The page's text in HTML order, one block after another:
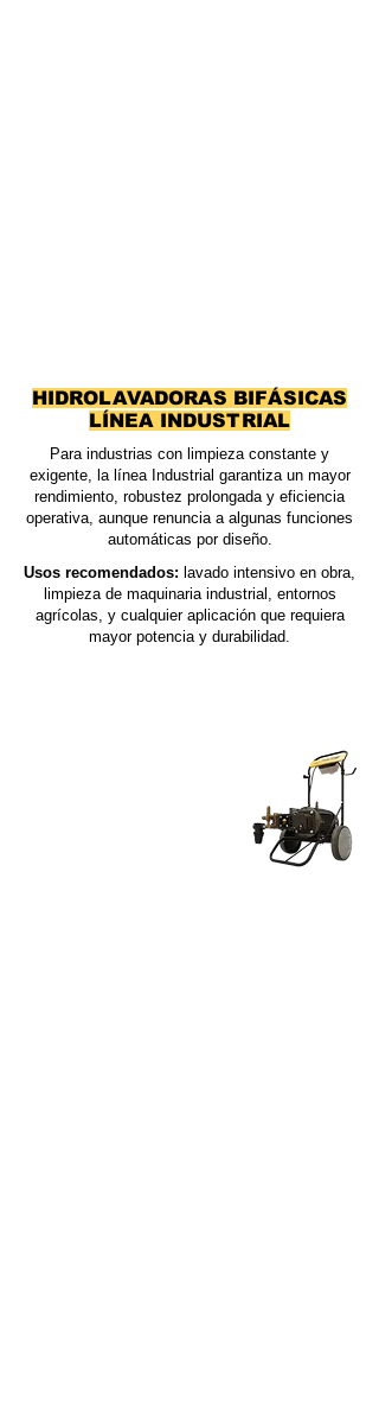
HIDROLAVADORAS BIFÁSICAS
LÍNEA INDUSTRIAL
Para industrias con limpieza constante y
exigente, la línea Industrial garantiza un mayor
rendimiento, robustez prolongada y eficiencia
operativa, aunque renuncia a algunas funciones
automáticas por diseño.
Usos recomendados: lavado intensivo en obra,
limpieza de maquinaria industrial, entornos
agrícolas, y cualquier aplicación que requiera
mayor potencia y durabilidad.